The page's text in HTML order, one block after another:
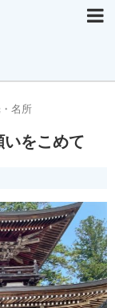
名所
をこめて